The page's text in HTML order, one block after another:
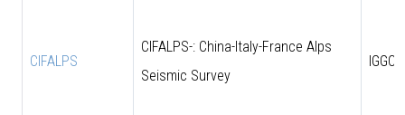
CIFALPS
CIFALPS-: China-Italy-France Alps
Seismic Survey